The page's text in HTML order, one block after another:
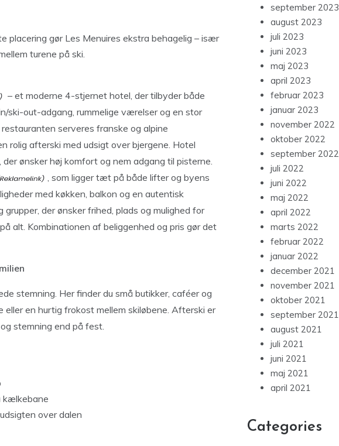
placering gør Les Menuires ekstra behagelig – især
turene på ski.
– et moderne 4-stjernet hotel, der tilbyder både
ski-out-adgang, rummelige værelser og en stor
serveres franske og alpine
rolig afterski med udsigt over bjergene. Hotel
ønsker høj komfort og nem adgang til pisterne.
, som ligger tæt på både lifter og byens
med køkken, balkon og en autentisk
der ønsker frihed, plads og mulighed for
alt. Kombinationen af beliggenhed og pris gør det
stemning. Her finder du små butikker, caféer og
en hurtig frokost mellem skiløbene. Afterski er
stemning end på fest.
kælkebane
over dalen
september 2023
august 2023
juli 2023
juni 2023
maj 2023
april 2023
februar 2023
januar 2023
november 2022
oktober 2022
september 2022
juli 2022
juni 2022
maj 2022
april 2022
marts 2022
februar 2022
januar 2022
december 2021
november 2021
oktober 2021
september 2021
august 2021
juli 2021
juni 2021
maj 2021
april 2021
Categories